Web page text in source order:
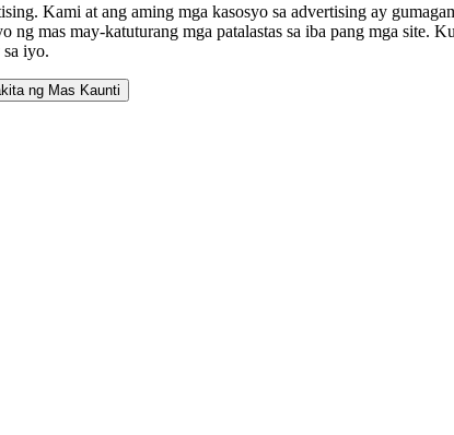
Kami at ang aming mga kasosyo sa advertising ay
mas may-katuturang mga patalastas sa iba pang mga site.
iyo.
ng Mas Kaunti